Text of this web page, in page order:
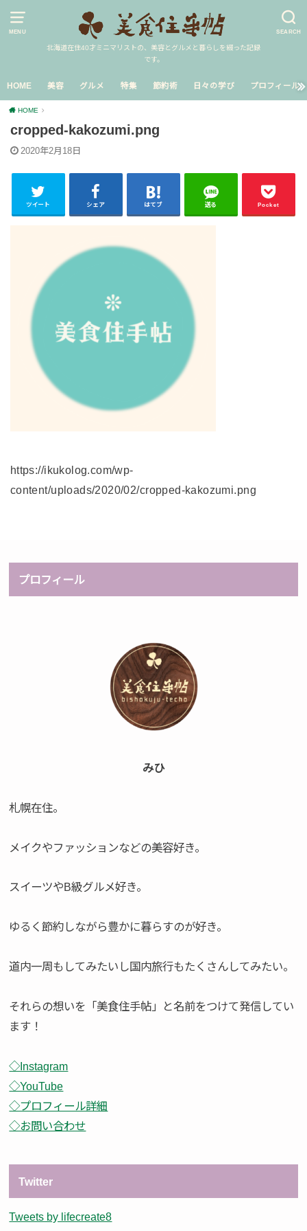
MENU SEARCH
北海道在住40才ミニマリストの、美容とグルメと暮らしを綴った記録
です。
HOME 美容 グルメ 特集 節約術 日々の学び プロフィール
HOME
cropped-kakozumi.png
2020年2月18日
ツイート シェア はてブ 送る Pocket
https://ikukolog.com/wp-
content/uploads/2020/02/cropped-kakozumi.png
プロフィール
みひ
札幌在住。
メイクやファッションなどの美容好き。
スイーツやB級グルメ好き。
ゆるく節約しながら豊かに暮らすのが好き。
道内一周もしてみたいし国内旅行もたくさんしてみたい。
それらの想いを「美食住手帖」と名前をつけて発信してい
ます！
◇Instagram
◇YouTube
◇プロフィール詳細
◇お問い合わせ
Twitter
Tweets by lifecreate8